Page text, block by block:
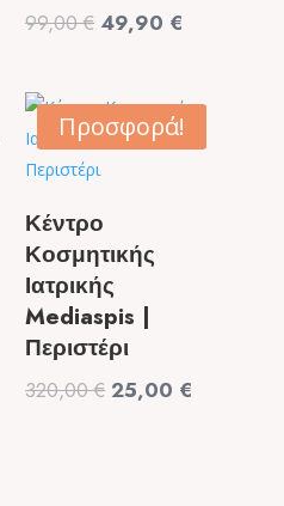
99,00€ Original
99,00 €.
49,90 €
49,90 €.
Προσφορά!
Κέντρο
Κοσμητικής
Ιατρικής
Mediaspis |
Περιστέρι
320,00€ Original
25,00 €